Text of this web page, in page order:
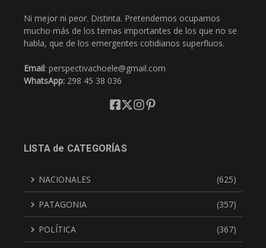
Ni mejor ni peor. Distinta. Pretendemos ocuparnos
mucho más de los temas importantes de los que no se
habla, que de los emergentes cotidianos superfluos.
Email: perspectivachoele@gmail.com
WhatsApp: 298 45 38 036
LISTA de CATEGORÍAS
NACIONALES (625)
PATAGONIA (357)
POLÍTICA (367)